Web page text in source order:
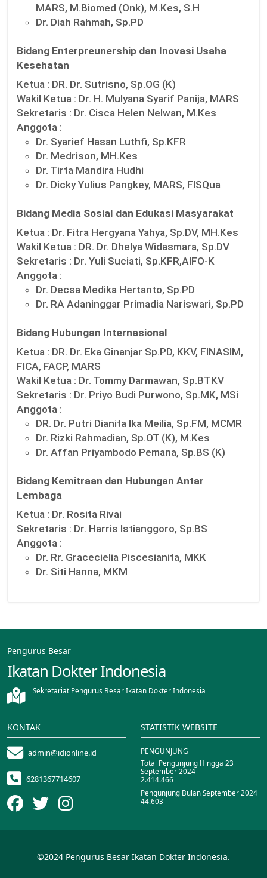
MARS, M.Biomed (Onk), M.Kes, S.H
Dr. Diah Rahmah, Sp.PD
Bidang Enterpreunership dan Inovasi Usaha
Kesehatan
Ketua : DR. Dr. Sutrisno, Sp.OG (K)
Wakil Ketua : Dr. H. Mulyana Syarif Panija, MARS
Sekretaris : Dr. Cisca Helen Nelwan, M.Kes
Anggota :
Dr. Syarief Hasan Luthfi, Sp.KFR
Dr. Medrison, MH.Kes
Dr. Tirta Mandira Hudhi
Dr. Dicky Yulius Pangkey, MARS, FISQua
Bidang Media Sosial dan Edukasi Masyarakat
Ketua : Dr. Fitra Hergyana Yahya, Sp.DV, MH.Kes
Wakil Ketua : DR. Dr. Dhelya Widasmara, Sp.DV
Sekretaris : Dr. Yuli Suciati, Sp.KFR,AIFO-K
Anggota :
Dr. Decsa Medika Hertanto, Sp.PD
Dr. RA Adaninggar Primadia Nariswari, Sp.PD
Bidang Hubungan Internasional
Ketua : DR. Dr. Eka Ginanjar Sp.PD, KKV, FINASIM,
FICA, FACP, MARS
Wakil Ketua : Dr. Tommy Darmawan, Sp.BTKV
Sekretaris : Dr. Priyo Budi Purwono, Sp.MK, MSi
Anggota :
DR. Dr. Putri Dianita Ika Meilia, Sp.FM, MCMR
Dr. Rizki Rahmadian, Sp.OT (K), M.Kes
Dr. Affan Priyambodo Pemana, Sp.BS (K)
Bidang Kemitraan dan Hubungan Antar
Lembaga
Ketua : Dr. Rosita Rivai
Sekretaris : Dr. Harris Istianggoro, Sp.BS
Anggota :
Dr. Rr. Gracecielia Piscesianita, MKK
Dr. Siti Hanna, MKM
Pengurus Besar
Ikatan Dokter Indonesia
Sekretariat Pengurus Besar Ikatan Dokter Indonesia
KONTAK
admin@idionline.id
6281367714607
STATISTIK WEBSITE
PENGUNJUNG
Total Pengunjung Hingga 23
September 2024
2.414.466
Pengunjung Bulan September 2024
44.603
©2024 Pengurus Besar Ikatan Dokter Indonesia.